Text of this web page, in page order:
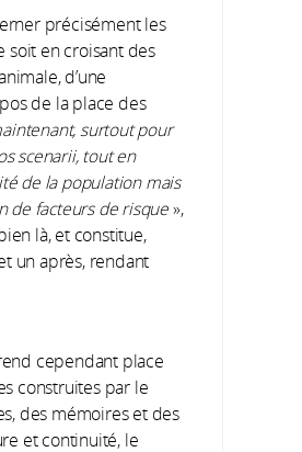
précisément les
soit en croisant des
d’une
de la place des
surtout pour
scenarii, tout en
de la population mais
de facteurs de risque »,
là, et constitue,
un après, rendant
cependant place
construites par le
des mémoires et des
et continuité, le